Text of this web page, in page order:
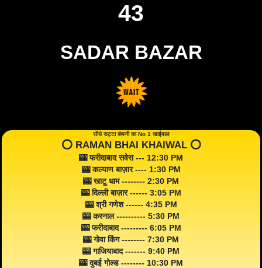
43
SADAR BAZAR
सीधे सट्टा कंपनी का No 1 खाईवाल
⭕️ RAMAN BHAI KHAIWAL ⭕️
🎰 फरीदाबाद सवेरा --- 12:30 PM
🎰 कल्याण बाज़ार ---- 1:30 PM
🎰 खाटू धाम -------- 2:30 PM
🎰 दिल्ली बाज़ार ------ 3:05 PM
🎰 श्री गणेश ------ 4:35 PM
🎰 करनाल ---------- 5:30 PM
🎰 फरीदाबाद --------- 6:05 PM
🎰 गोवा किंग -------- 7:30 PM
🎰 गाजियाबाद ------- 9:40 PM
🎰 दुबई गोल्ड -------- 10:30 PM